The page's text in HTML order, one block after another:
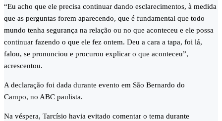
“Eu acho que ele precisa continuar dando esclarecimentos, à medida
que as perguntas forem aparecendo, que é fundamental que todo
mundo tenha segurança na relação ou no que aconteceu e ele possa
continuar fazendo o que ele fez ontem. Deu a cara a tapa, foi lá,
falou, se pronunciou e procurou explicar o que aconteceu”,
acrescentou.
A declaração foi dada durante evento em São Bernardo do
Campo, no ABC paulista.
Na véspera, Tarcísio havia evitado comentar o tema durante